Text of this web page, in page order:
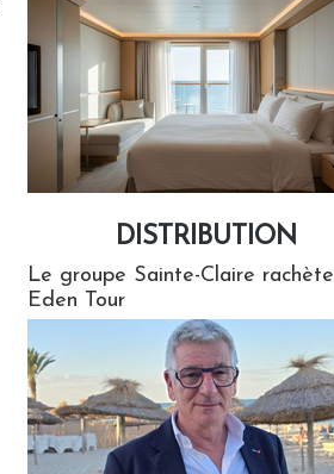
DISTRIBUTION
Le groupe Sainte-Claire rachète
Eden Tour